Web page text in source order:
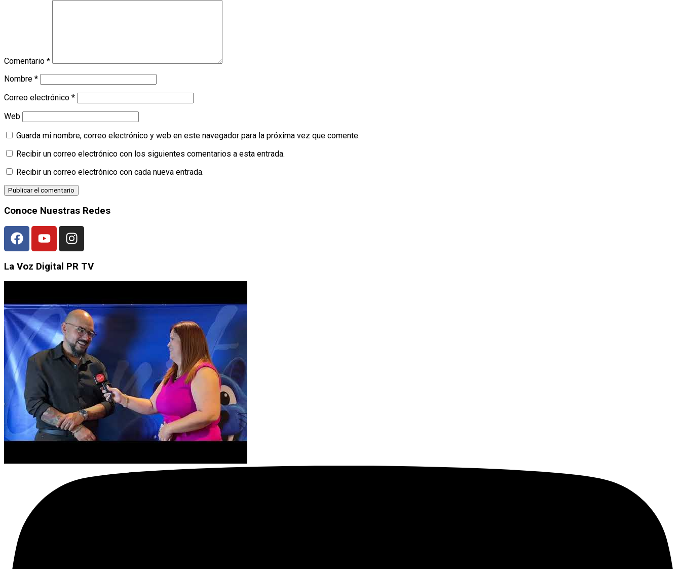
Comentario *
Nombre *
Correo electrónico *
Web
Guarda mi nombre, correo electrónico y web en este navegador para la próxima vez que comente.
Recibir un correo electrónico con los siguientes comentarios a esta entrada.
Recibir un correo electrónico con cada nueva entrada.
Conoce Nuestras Redes
La Voz Digital PR TV